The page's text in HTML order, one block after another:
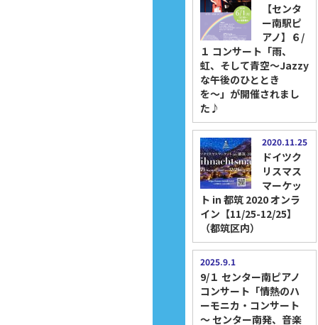
【センタ
ー南駅ピ
アノ】６/
１ コンサート「雨、
虹、そして青空～Jazzy
な午後のひととき
を〜」が開催されまし
た♪
2020.11.25
ドイツク
リスマス
マーケッ
ト in 都筑 2020 オンラ
イン【11/25-12/25】
（都筑区内）
2025.9.1
9/１ センター南ピアノ
コンサート「情熱のハ
ーモニカ・コンサート
～ センター南発、音楽